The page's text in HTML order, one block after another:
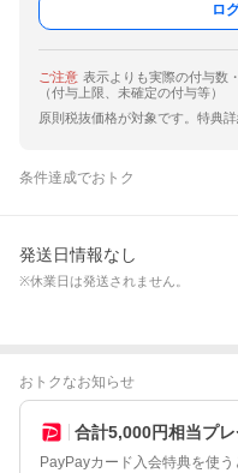
ロ
ご注意 表示よりも実際の付与数
（付与上限、未確定の付与等）
原則税抜価格が対象です。特典
条件達成でおトク
発送日情報なし
※休業日は発送されません。
おトクなお知らせ
合計5,000円相当プレ
PayPayカード入会特典を使う